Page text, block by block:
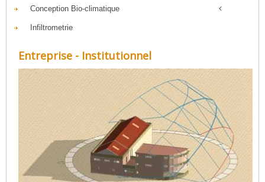
Conception Bio-climatique
Infiltrometrie
Entreprise - Institutionnel